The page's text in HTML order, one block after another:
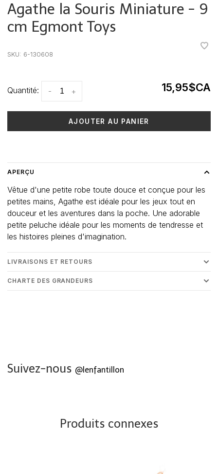
Agathe la Souris Miniature - 9
cm Egmont Toys
SKU: 6-130608
Quantité: +
- 15,95$CA
AJOUTER AU PANIER
APERÇU
Vêtue d'une petite robe toute douce et conçue pour les
petites mains, Agathe est idéale pour les jeux tout en
douceur et les aventures dans la poche. Une adorable
petite peluche idéale pour les moments de tendresse et
les histoires pleines d'imagination.
LIVRAISONS ET RETOURS
CHARTE DES GRANDEURS
Suivez-nous @lenfantillon
Produits connexes